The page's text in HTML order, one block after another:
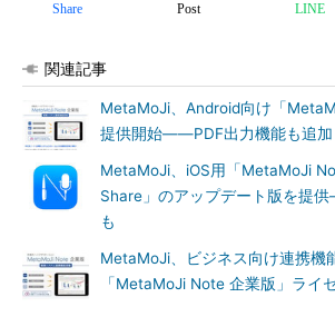
Share Post LINE
関連記事
MetaMoJi、Android向け「
提供開始――PDF出力機能も追加
MetaMoJi、iOS用「MetaMoJi
Share」のアップデート版を提
も
MetaMoJi、ビジネス向け連携機
「MetaMoJi Note 企業版」ライ